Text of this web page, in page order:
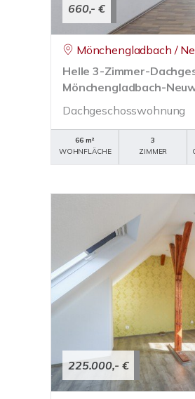
660,- €
Mönchengladbach /
Helle 3-Zimmer-
Mönchengladbach-
Dachgeschosswohnung
66 m²
WOHNFLÄCHE
3
ZIMMER
225.000,- €